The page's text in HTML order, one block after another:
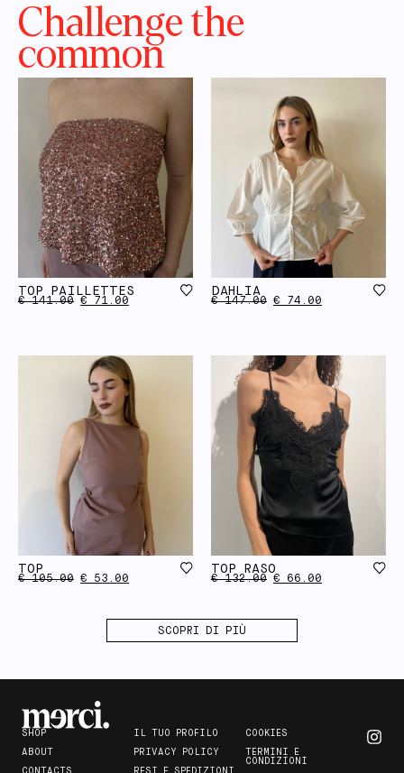
Challenge the
common
TOP PAILLETTES
€141.00 € 71.00
DAHLIA
€147.00 € 74.00
TOP
€105.00 € 53.00
TOP RASO
€132.00 € 66.00
SCOPRI DI PIÙ
SHOP
ABOUT
CONTACTS
IL TUO PROFILO
PRIVACY POLICY
RESI E SPEDIZIONI
COOKIES
TERMINI E
CONDIZIONI